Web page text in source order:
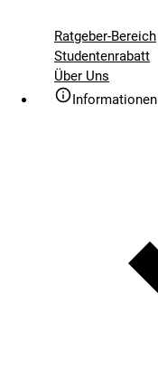
Ratgeber-Bereich
Studentenrabatt
Über Uns
Informationen